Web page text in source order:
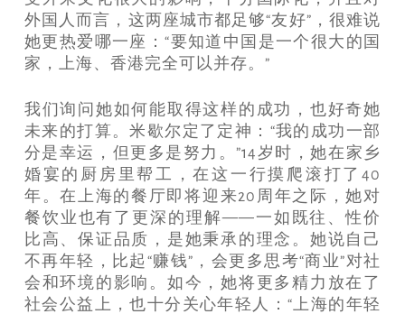
外国人而言，这两座城市都足够“友好”，很难说
她更热爱哪一座：“要知道中国是一个很大的国
家，上海、香港完全可以并存。”
我们询问她如何能取得这样的成功，也好奇她
未来的打算。米歇尔定了定神：“我的成功一部
分是幸运，但更多是努力。”14岁时，她在家乡
婚宴的厨房里帮工，在这一行摸爬滚打了40
年。在上海的餐厅即将迎来20周年之际，她对
餐饮业也有了更深的理解——一如既往、性价
比高、保证品质，是她秉承的理念。她说自己
不再年轻，比起“赚钱”，会更多思考“商业”对社
会和环境的影响。如今，她将更多精力放在了
社会公益上，也十分关心年轻人：“上海的年轻